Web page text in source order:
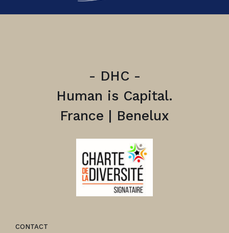
- DHC -
Human is Capital.
France | Benelux
CONTACT